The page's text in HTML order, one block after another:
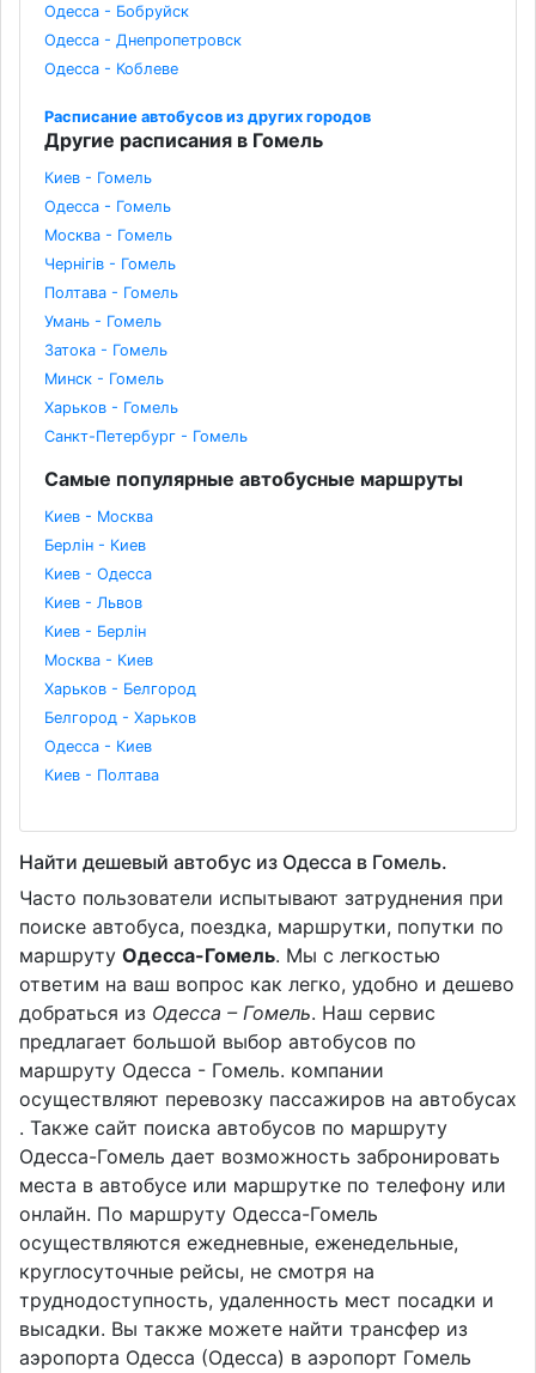
Одесса - Бобруйск
Одесса - Днепропетровск
Одесса - Коблеве
Расписание автобусов из других городов
Другие расписания в Гомель
Киев - Гомель
Одесса - Гомель
Москва - Гомель
Чернігів - Гомель
Полтава - Гомель
Умань - Гомель
Затока - Гомель
Минск - Гомель
Харьков - Гомель
Санкт-Петербург - Гомель
Самые популярные автобусные маршруты
Киев - Москва
Берлін - Киев
Киев - Одесса
Киев - Львов
Киев - Берлін
Москва - Киев
Харьков - Белгород
Белгород - Харьков
Одесса - Киев
Киев - Полтава
Найти дешевый автобус из Одесса в Гомель.
Часто пользователи испытывают затруднения при
поиске автобуса, поездка, маршрутки, попутки по
маршруту Одесса-Гомель. Мы с легкостью
ответим на ваш вопрос как легко, удобно и дешево
добраться из Одесса – Гомель. Наш сервис
предлагает большой выбор автобусов по
маршруту Одесса - Гомель. компании
осуществляют перевозку пассажиров на автобусах
. Также сайт поиска автобусов по маршруту
Одесса-Гомель дает возможность забронировать
места в автобусе или маршрутке по телефону или
онлайн. По маршруту Одесса-Гомель
осуществляются ежедневные, еженедельные,
круглосуточные рейсы, не смотря на
труднодоступность, удаленность мест посадки и
высадки. Вы также можете найти трансфер из
аэропорта Одесса (Одесса) в аэропорт Гомель